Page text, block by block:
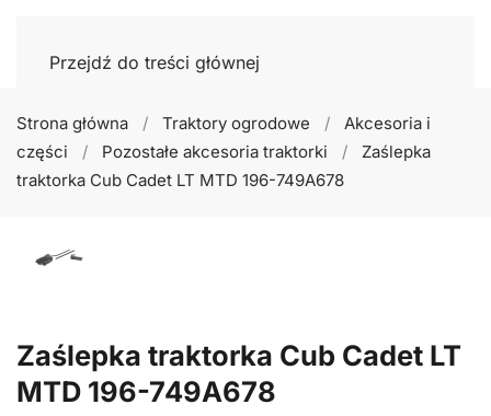
Przejdź do treści głównej
Strona główna Traktory ogrodowe
Akcesoria i
części
Pozostałe akcesoria traktorki
Zaślepka
traktorka Cub Cadet LT MTD 196-749A678
Zaślepka traktorka Cub Cadet LT
MTD 196-749A678